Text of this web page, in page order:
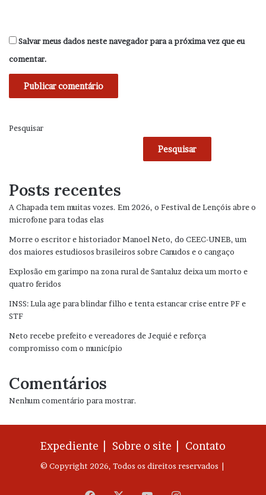
Salvar meus dados neste navegador para a próxima vez que eu
comentar.
Pesquisar
Pesquisar
Posts recentes
A Chapada tem muitas vozes. Em 2026, o Festival de Lençóis abre o
microfone para todas elas
Morre o escritor e historiador Manoel Neto, do CEEC-UNEB, um
dos maiores estudiosos brasileiros sobre Canudos e o cangaço
Explosão em garimpo na zona rural de Santaluz deixa um morto e
quatro feridos
INSS: Lula age para blindar filho e tenta estancar crise entre PF e
STF
Neto recebe prefeito e vereadores de Jequié e reforça
compromisso com o município
Comentários
Nenhum comentário para mostrar.
Expediente | Sobre o site | Contato
© Copyright 2026, Todos os direitos reservados |